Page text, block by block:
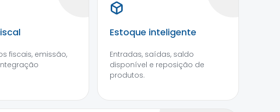
fiscais, emissão,
Estoque inteligente
Entradas, saídas, saldo
disponível e reposição de
produtos.